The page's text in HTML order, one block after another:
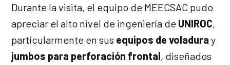
Durante la visita, el equipo de MEECSAC pudo
apreciar el alto nivel de ingeniería de UNIROC,
particularmente en sus equipos de voladura y
jumbos para perforación frontal, diseñados